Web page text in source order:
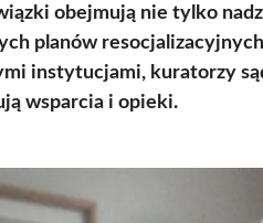
obejmują nie tylko
planów
instytucjami, kuratorzy
wsparcia i opieki.